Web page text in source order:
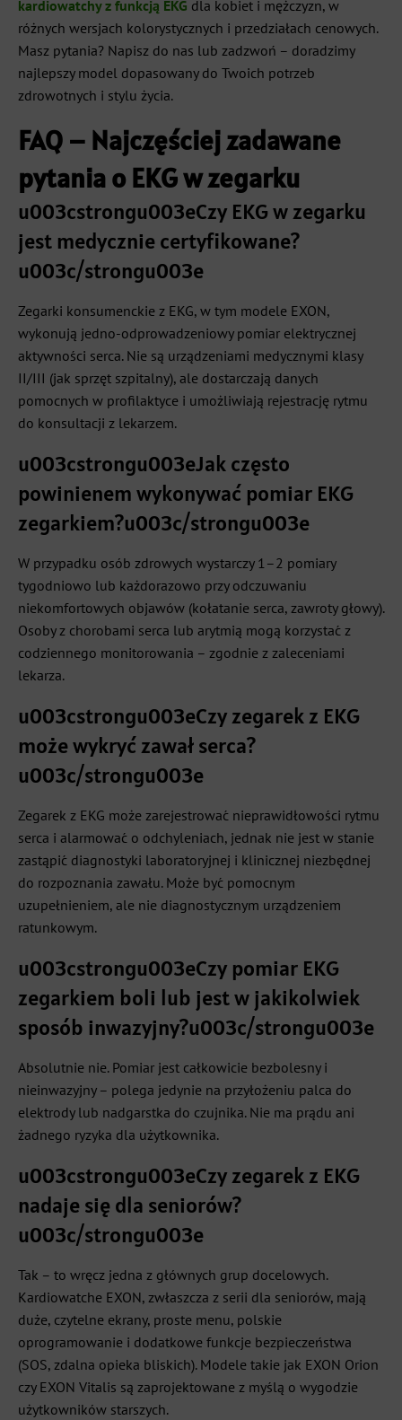
kardiowatchy z funkcją EKG dla kobiet i mężczyzn, w
różnych wersjach kolorystycznych i przedziałach cenowych.
Masz pytania? Napisz do nas lub zadzwoń – doradzimy
najlepszy model dopasowany do Twoich potrzeb
zdrowotnych i stylu życia.
FAQ – Najczęściej zadawane
pytania o EKG w zegarku
u003cstrongu003eCzy EKG w zegarku
jest medycznie certyfikowane?
u003c/strongu003e
Zegarki konsumenckie z EKG, w tym modele EXON,
wykonują jedno-odprowadzeniowy pomiar elektrycznej
aktywności serca. Nie są urządzeniami medycznymi klasy
II/III (jak sprzęt szpitalny), ale dostarczają danych
pomocnych w profilaktyce i umożliwiają rejestrację rytmu
do konsultacji z lekarzem.
u003cstrongu003eJak często
powinienem wykonywać pomiar EKG
zegarkiem?u003c/strongu003e
W przypadku osób zdrowych wystarczy 1–2 pomiary
tygodniowo lub każdorazowo przy odczuwaniu
niekomfortowych objawów (kołatanie serca, zawroty głowy).
Osoby z chorobami serca lub arytmią mogą korzystać z
codziennego monitorowania – zgodnie z zaleceniami
lekarza.
u003cstrongu003eCzy zegarek z EKG
może wykryć zawał serca?
u003c/strongu003e
Zegarek z EKG może zarejestrować nieprawidłowości rytmu
serca i alarmować o odchyleniach, jednak nie jest w stanie
zastąpić diagnostyki laboratoryjnej i klinicznej niezbędnej
do rozpoznania zawału. Może być pomocnym
uzupełnieniem, ale nie diagnostycznym urządzeniem
ratunkowym.
u003cstrongu003eCzy pomiar EKG
zegarkiem boli lub jest w jakikolwiek
sposób inwazyjny?u003c/strongu003e
Absolutnie nie. Pomiar jest całkowicie bezbolesny i
nieinwazyjny – polega jedynie na przyłożeniu palca do
elektrody lub nadgarstka do czujnika. Nie ma prądu ani
żadnego ryzyka dla użytkownika.
u003cstrongu003eCzy zegarek z EKG
nadaje się dla seniorów?
u003c/strongu003e
Tak – to wręcz jedna z głównych grup docelowych.
Kardiowatche EXON, zwłaszcza z serii dla seniorów, mają
duże, czytelne ekrany, proste menu, polskie
oprogramowanie i dodatkowe funkcje bezpieczeństwa
(SOS, zdalna opieka bliskich). Modele takie jak EXON Orion
czy EXON Vitalis są zaprojektowane z myślą o wygodzie
użytkowników starszych.